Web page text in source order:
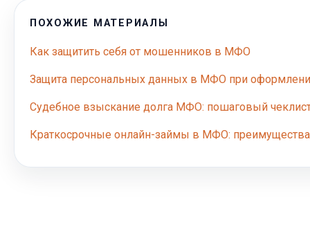
ПОХОЖИЕ МАТЕРИАЛЫ
Как защитить себя от мошенников в МФО
Защита персональных данных в МФО при
Судебное взыскание долга МФО: пошаговый
Краткосрочные онлайн-займы в МФО: преимущества